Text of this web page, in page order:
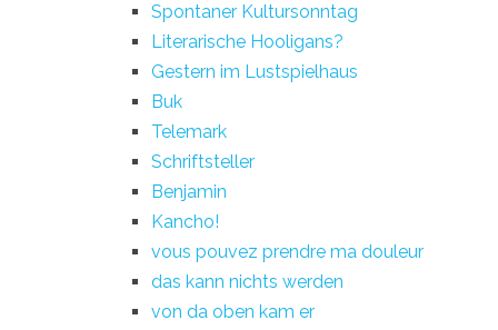
Spontaner Kultursonntag
Literarische Hooligans?
Gestern im Lustspielhaus
Buk
Telemark
Schriftsteller
Benjamin
Kancho!
vous pouvez prendre ma douleur
das kann nichts werden
von da oben kam er